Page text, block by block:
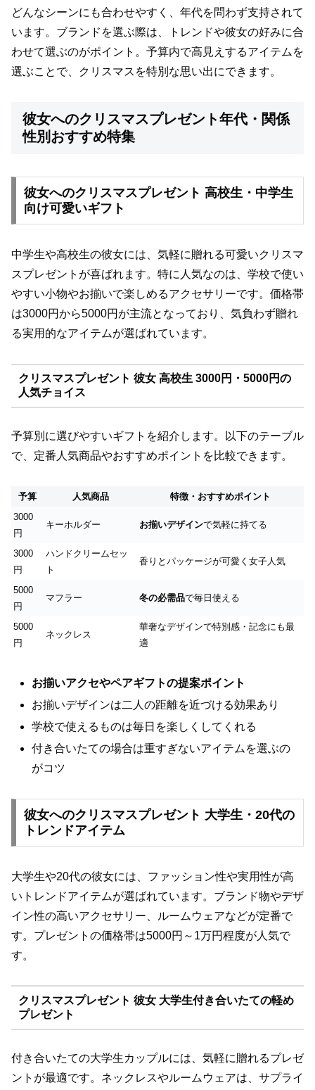
どんなシーンにも合わせやすく、年代を問わず支持されて
います。ブランドを選ぶ際は、トレンドや彼女の好みに合
わせて選ぶのがポイント。予算内で高見えするアイテムを
選ぶことで、クリスマスを特別な思い出にできます。
彼女へのクリスマスプレゼント年代・関係
性別おすすめ特集
彼女へのクリスマスプレゼント 高校生・中学生
向け可愛いギフト
中学生や高校生の彼女には、気軽に贈れる可愛いクリスマ
スプレゼントが喜ばれます。特に人気なのは、学校で使い
やすい小物やお揃いで楽しめるアクセサリーです。価格帯
は3000円から5000円が主流となっており、気負わず贈れ
る実用的なアイテムが選ばれています。
クリスマスプレゼント 彼女 高校生 3000円・5000円の
人気チョイス
予算別に選びやすいギフトを紹介します。以下のテーブル
で、定番人気商品やおすすめポイントを比較できます。
予算 人気商品
特徴・おすすめポイント
3000
円
キーホルダー お揃いデザインで気軽に持てる
3000
円
ハンドクリームセッ
ト
香りとパッケージが可愛く女子人気
5000
円
マフラー 冬の必需品で毎日使える
5000
円
ネックレス
華奢なデザインで特別感・記念にも最
適
お揃いアクセやペアギフトの提案ポイント
お揃いデザインは二人の距離を近づける効果あり
学校で使えるものは毎日を楽しくしてくれる
付き合いたての場合は重すぎないアイテムを選ぶの
がコツ
彼女へのクリスマスプレゼント 大学生・20代の
トレンドアイテム
大学生や20代の彼女には、ファッション性や実用性が高
いトレンドアイテムが選ばれています。ブランド物やデザ
イン性の高いアクセサリー、ルームウェアなどが定番で
す。プレゼントの価格帯は5000円～1万円程度が人気で
す。
クリスマスプレゼント 彼女 大学生付き合いたての軽め
プレゼント
付き合いたての大学生カップルには、気軽に贈れるプレゼ
ントが最適です。ネックレスやルームウェアは、サプライ